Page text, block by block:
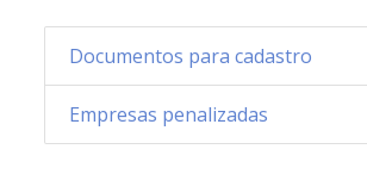
Documentos para cadastro
Empresas penalizadas